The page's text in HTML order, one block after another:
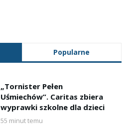
Popularne
„Tornister Pełen
Uśmiechów”. Caritas zbiera
wyprawki szkolne dla dzieci
55 minut temu